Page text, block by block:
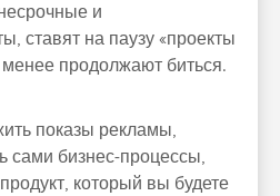
и
ставят на паузу «проекты
продолжают биться.
показы рекламы,
сами бизнес-процессы,
который вы будете